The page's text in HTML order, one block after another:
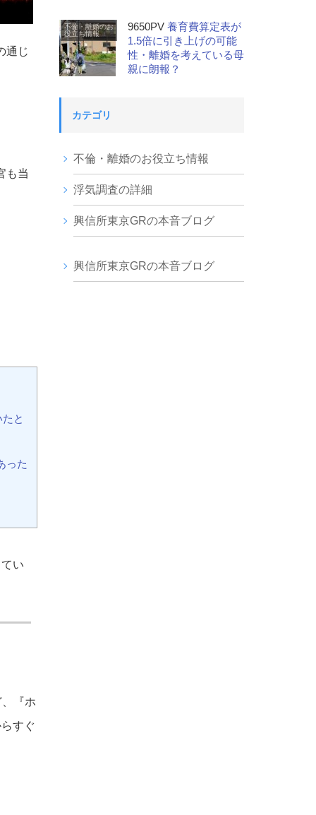
通じ
も当
と
った
い
『ホ
すぐ
不倫・離婚のお
役立ち情報
9650PV 養育費算定表が
1.5倍に引き上げの可能
性・離婚を考えている母
親に朗報？
カテゴリ
不倫・離婚のお役立ち情報
浮気調査の詳細
興信所東京GRの本音ブログ
興信所東京GRの本音ブログ